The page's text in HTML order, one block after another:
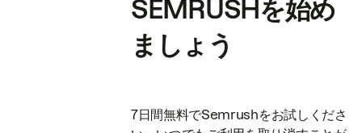
SEMRUSHを始め
ましょう
7日間無料でSemrushをお試しくださ